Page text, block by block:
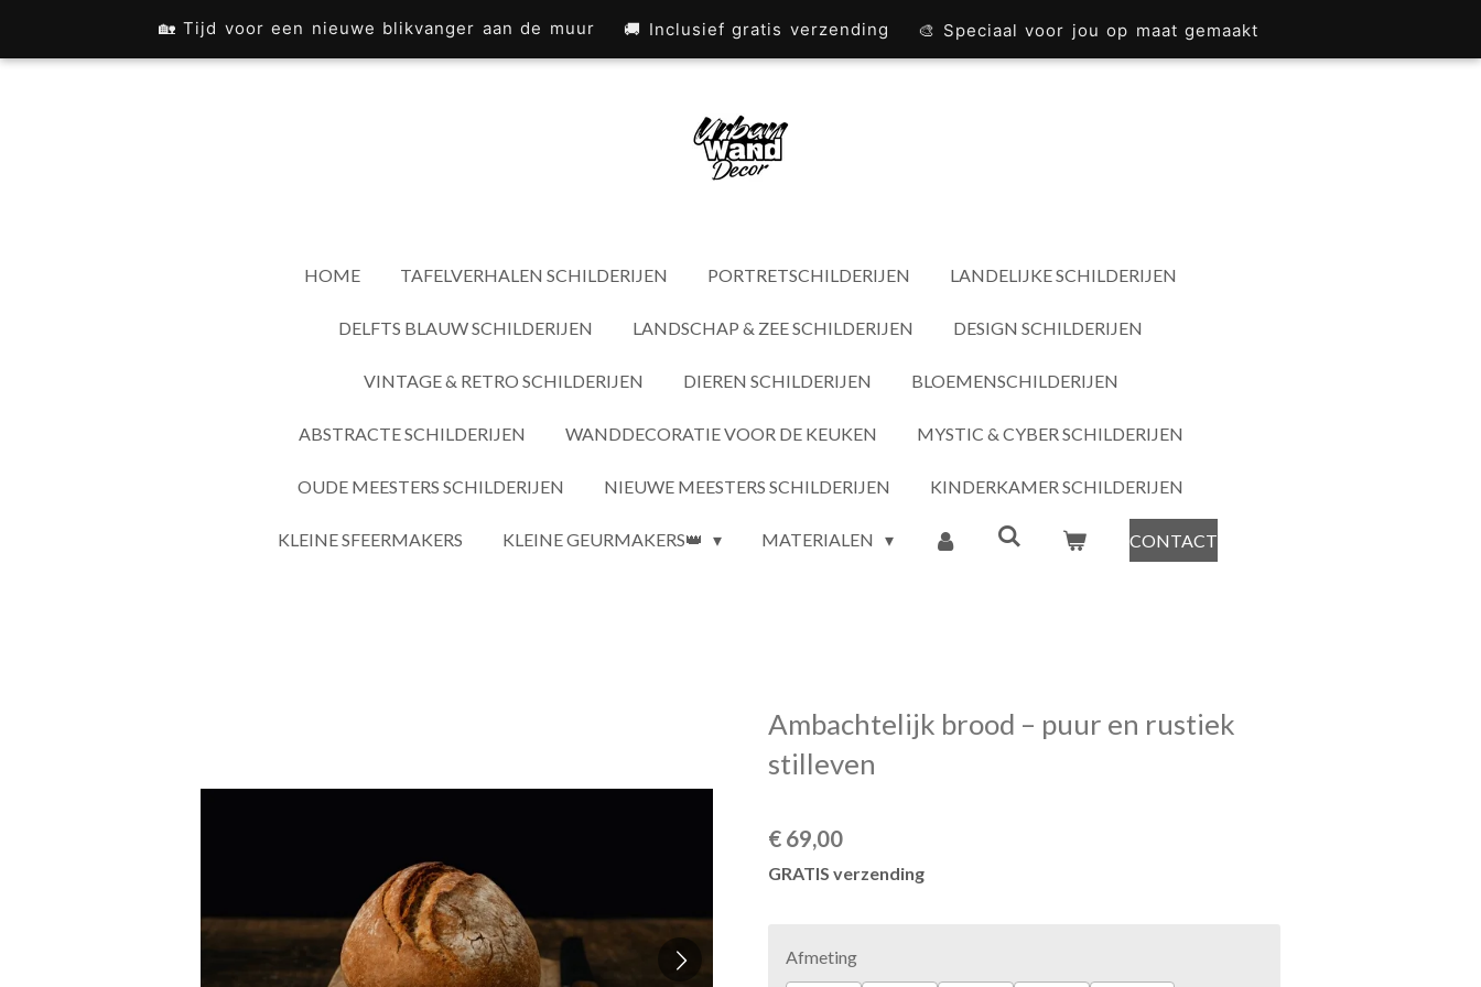
🏡 Tijd voor een nieuwe blikvanger aan de muur 🚚 Inclusief gratis verzending 🎨 Speciaal voor jou op maat gemaakt
direct
HOME TAFELVERHALEN SCHILDERIJEN PORTRETSCHILDERIJEN LANDELIJKE SCHILDERIJEN
DELFTS BLAUW SCHILDERIJEN LANDSCHAP & ZEE SCHILDERIJEN DESIGN SCHILDERIJEN
VINTAGE & RETRO SCHILDERIJEN DIEREN SCHILDERIJEN BLOEMENSCHILDERIJEN
ABSTRACTE SCHILDERIJEN WANDDECORATIE VOOR DE KEUKEN MYSTIC & CYBER SCHILDERIJEN
OUDE MEESTERS SCHILDERIJEN NIEUWE MEESTERS SCHILDERIJEN KINDERKAMER SCHILDERIJEN
KLEINE SFEERMAKERS KLEINE GEURMAKERS👑 MATERIALEN CONTACT
Ambachtelijk brood – puur en rustiek
stilleven
€ 69,00
GRATIS verzending
Afmeting